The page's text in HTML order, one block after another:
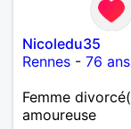
Nicoledu35
Rennes - 76 ans
Femme
amoureuse